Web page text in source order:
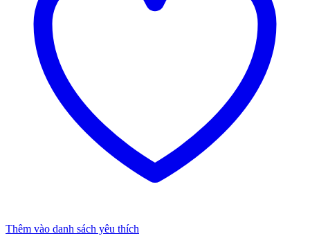
Thêm vào danh sách yêu thích